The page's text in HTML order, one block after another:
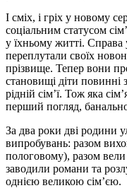
І сміх, і гріх у новому
соціальним статусом
у їхньому житті.
переплутали своїх
прізвище. Тепер вони
становищі діти повинні
рідній сім’ї. Тож яка
перший погляд,
За два роки дві родини
випробувань: разом
пологовому), разом вели
заводили романи та
однією великою сім’єю.